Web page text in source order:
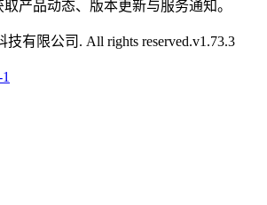
产品动态、版本更新与服务通知。
有限公司. All rights reserved.v1.73.3